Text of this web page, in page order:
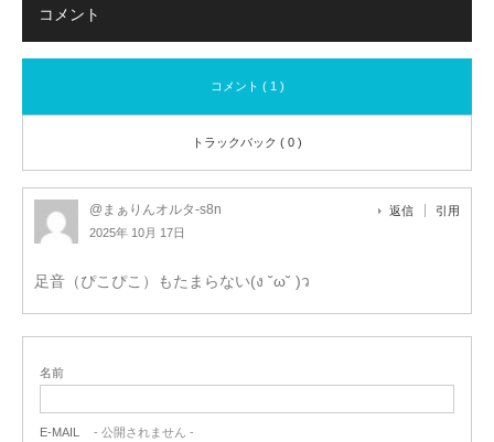
コメント
コメント ( 1 )
トラックバック ( 0 )
@まぁりんオルタ-s8n
2025年 10月 17日
返信 引用
足音（ぴこぴこ）もたまらない(ง ˘ω˘ )ว
名前
E-MAIL - 公開されません -